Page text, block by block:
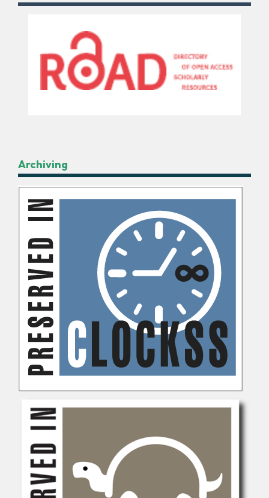
Archiving